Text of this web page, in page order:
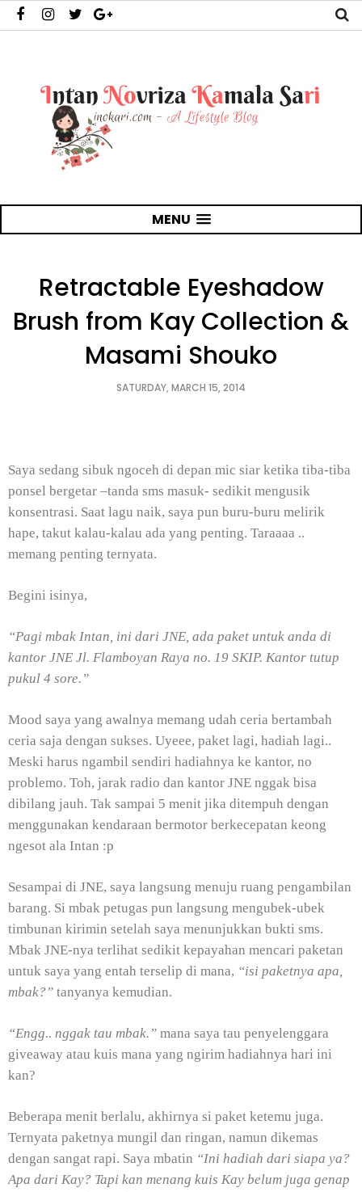
MENU
Retractable Eyeshadow
Brush from Kay Collection &
Masami Shouko
SATURDAY, MARCH 15, 2014
Saya sedang sibuk ngoceh di depan mic siar ketika tiba-tiba
ponsel bergetar –tanda sms masuk- sedikit mengusik
konsentrasi. Saat lagu naik, saya pun buru-buru melirik
hape, takut kalau-kalau ada yang penting. Taraaaa ..
memang penting ternyata.
Begini isinya,
“Pagi mbak Intan, ini dari JNE, ada paket untuk anda di
kantor JNE Jl. Flamboyan Raya no. 19 SKIP. Kantor tutup
pukul 4 sore.”
Mood saya yang awalnya memang udah ceria bertambah
ceria saja dengan sukses. Uyeee, paket lagi, hadiah lagi..
Meski harus ngambil sendiri hadiahnya ke kantor, no
problemo. Toh, jarak radio dan kantor JNE nggak bisa
dibilang jauh. Tak sampai 5 menit jika ditempuh dengan
menggunakan kendaraan bermotor berkecepatan keong
ngesot ala Intan :p
Sesampai di JNE, saya langsung menuju ruang pengambilan
barang. Si mbak petugas pun langsung mengubek-ubek
timbunan kirimin setelah saya menunjukkan bukti sms.
Mbak JNE-nya terlihat sedikit kepayahan mencari paketan
untuk saya yang entah terselip di mana, “isi paketnya apa,
mbak?” tanyanya kemudian.
“Engg.. nggak tau mbak.” mana saya tau penyelenggara
giveaway atau kuis mana yang ngirim hadiahnya hari ini
kan?
Beberapa menit berlalu, akhirnya si paket ketemu juga.
Ternyata paketnya mungil dan ringan, namun dikemas
dengan sangat rapi. Saya mbatin “Ini hadiah dari siapa ya?
Apa dari Kay? Tapi kan menang kuis Kay belum juga genap